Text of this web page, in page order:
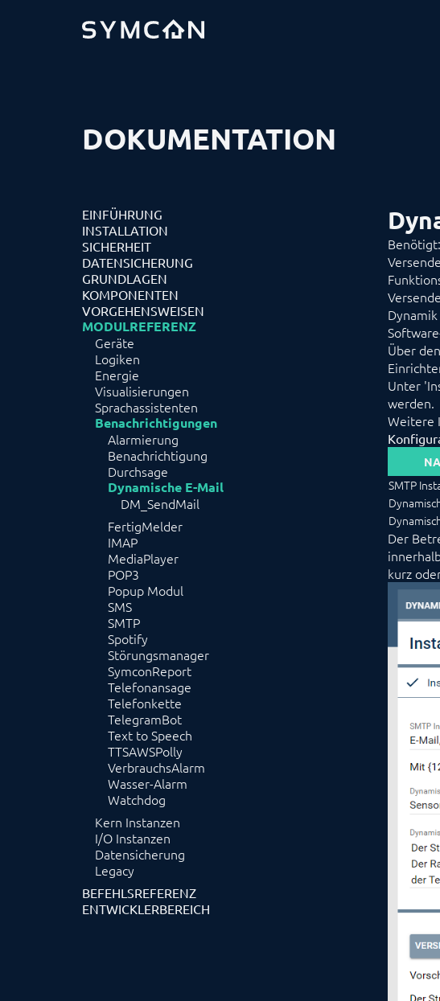
DOKUMENTATION
EINFÜHRUNG
INSTALLATION
SICHERHEIT
DATENSICHERUNG
GRUNDLAGEN
KOMPONENTEN
VORGEHENSWEISEN
MODULREFERENZ
Geräte
Logiken
Energie
Visualisierungen
Sprachassistenten
Benachrichtigungen
Alarmierung
Benachrichtigung
Durchsage
Dynamische E-Mail
DM_SendMail
FertigMelder
IMAP
MediaPlayer
POP3
Popup Modul
SMS
SMTP
Spotify
Störungsmanager
SymconReport
Telefonansage
Telefonkette
TelegramBot
Text to Speech
TTSAWSPolly
VerbrauchsAlarm
Wasser-Alarm
Watchdog
Kern Instanzen
I/O Instanzen
Datensicherung
Legacy
BEFEHLSREFERENZ
ENTWICKLERBEREICH
Über
Unter
werden.
Weitere
SMTP
Der
kurz